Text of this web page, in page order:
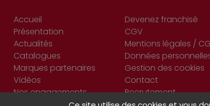
Accueil
Présentation
Actualités
Catalogues
Marques partenaires
Vidéos
Nos engagements
Devenez franchisé
CGV
Mentions légales /
Données
Gestion des cookies
Contact
Recrutement